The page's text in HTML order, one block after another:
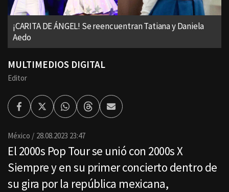
¡CARITA DE ÁNGEL! Se reencuentran Tatiana y Daniela
Aedo
MULTIMEDIOS DIGITAL
Editor
FacebookTwitterWhatsappThreadsEnviar
por
México 28.08.2023 23:47
El 2000s Pop Tour se unió con 2000s X
Siempre y en su primer concierto dentro de
su gira por la república mexicana,